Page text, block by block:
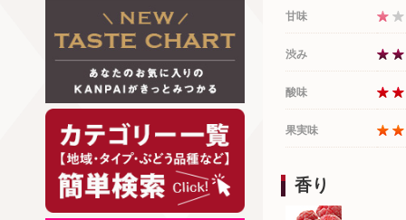
甘味
渋み
酸味
果実味
香り